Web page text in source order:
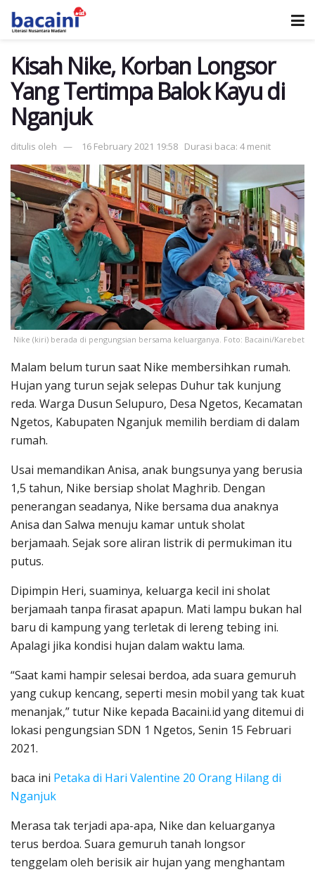
Kisah Nike, Korban Longsor
Yang Tertimpa Balok Kayu di
Nganjuk
ditulis oleh 16 February 2021 19:58 Durasi baca: 4 menit
Nike (kiri) berada di pengungsian bersama keluarganya. Foto: Bacaini/Karebet
Malam belum turun saat Nike membersihkan rumah.
Hujan yang turun sejak selepas Duhur tak kunjung
reda. Warga Dusun Selupuro, Desa Ngetos, Kecamatan
Ngetos, Kabupaten Nganjuk memilih berdiam di dalam
rumah.
Usai memandikan Anisa, anak bungsunya yang berusia
1,5 tahun, Nike bersiap sholat Maghrib. Dengan
penerangan seadanya, Nike bersama dua anaknya
Anisa dan Salwa menuju kamar untuk sholat
berjamaah. Sejak sore aliran listrik di permukiman itu
putus.
Dipimpin Heri, suaminya, keluarga kecil ini sholat
berjamaah tanpa firasat apapun. Mati lampu bukan hal
baru di kampung yang terletak di lereng tebing ini.
Apalagi jika kondisi hujan dalam waktu lama.
“Saat kami hampir selesai berdoa, ada suara gemuruh
yang cukup kencang, seperti mesin mobil yang tak kuat
menanjak,” tutur Nike kepada Bacaini.id yang ditemui di
lokasi pengungsian SDN 1 Ngetos, Senin 15 Februari
2021.
baca ini Petaka di Hari Valentine 20 Orang Hilang di
Nganjuk
Merasa tak terjadi apa-apa, Nike dan keluarganya
terus berdoa. Suara gemuruh tanah longsor
tenggelam oleh berisik air hujan yang menghantam